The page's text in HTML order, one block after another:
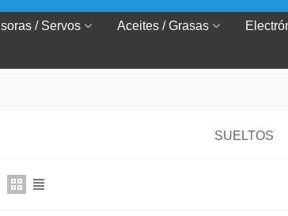
/ Servos Aceites / Grasas
SUELTOS